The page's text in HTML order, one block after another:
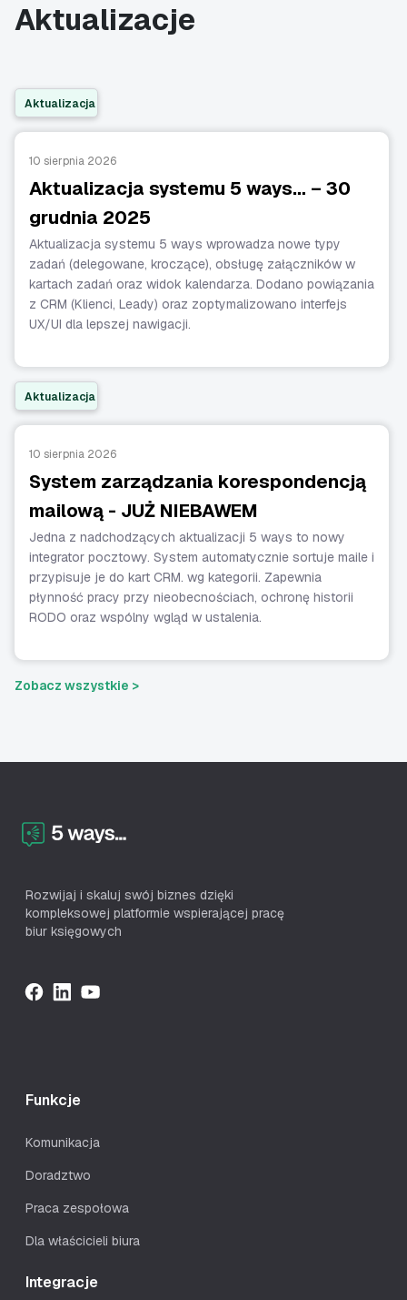
Aktualizacje
Aktualizacja
10 sierpnia 2026
Aktualizacja systemu 5 ways… – 30
grudnia 2025
Aktualizacja systemu 5 ways wprowadza nowe typy
zadań (delegowane, kroczące), obsługę załączników w
kartach zadań oraz widok kalendarza. Dodano powiązania
z CRM (Klienci, Leady) oraz zoptymalizowano interfejs
UX/UI dla lepszej nawigacji.
Aktualizacja
10 sierpnia 2026
System zarządzania korespondencją
mailową - JUŻ NIEBAWEM
Jedna z nadchodzących aktualizacji 5 ways to nowy
integrator pocztowy. System automatycznie sortuje maile i
przypisuje je do kart CRM. wg kategorii. Zapewnia
płynność pracy przy nieobecnościach, ochronę historii
RODO oraz wspólny wgląd w ustalenia.
Zobacz wszystkie >
Rozwijaj i skaluj swój biznes dzięki
kompleksowej platformie wspierającej pracę
biur księgowych
Funkcje
Komunikacja
Doradztwo
Praca zespołowa
Dla właścicieli biura
Integracje